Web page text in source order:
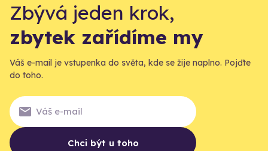
Zbývá jeden krok,
zbytek zařídíme my
Váš e-mail je vstupenka do světa, kde se žije naplno. Pojďte
do toho.
Chci být u toho